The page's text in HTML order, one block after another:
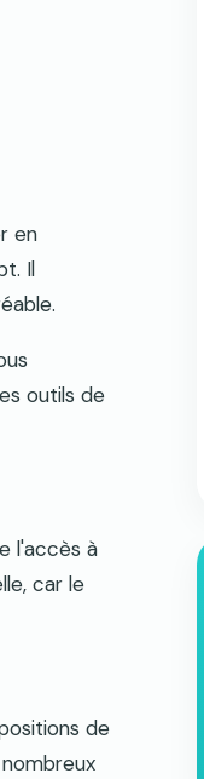
en
Il
outils de
l'accès à
car le
de